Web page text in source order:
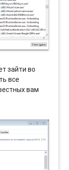
зайти во
все
вам